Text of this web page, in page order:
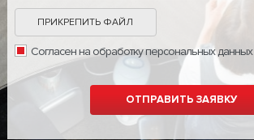
ПРИКРЕПИТЬ ФАЙЛ
Согласен на обработку персональных данных